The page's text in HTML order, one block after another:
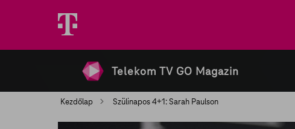
Telekom TV GO Magazin
Kezdőlap Szülinapos 4+1: Sarah Paulson